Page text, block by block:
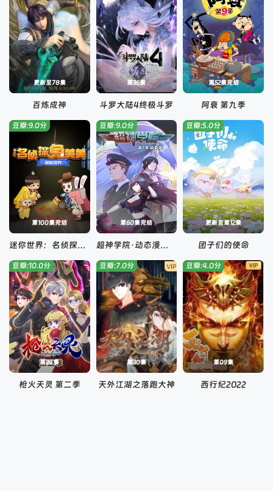
更新至78集
百炼成神
第36集
斗罗大陆4终极斗罗
第52集完结
阿衰 第九季
第100集完结
豆瓣:9.0分
迷你世界：名侦探兔美美
第60集完结
豆瓣:9.0分
超神学院·动态漫画 第一季
更新至第12集
豆瓣:5.0分
团子们的使命
第24集
豆瓣:10.0分
枪火天灵 第二季
第30集
豆瓣:7.0分
天外江湖之落跑大神
第09集
豆瓣:4.0分
西行纪2022